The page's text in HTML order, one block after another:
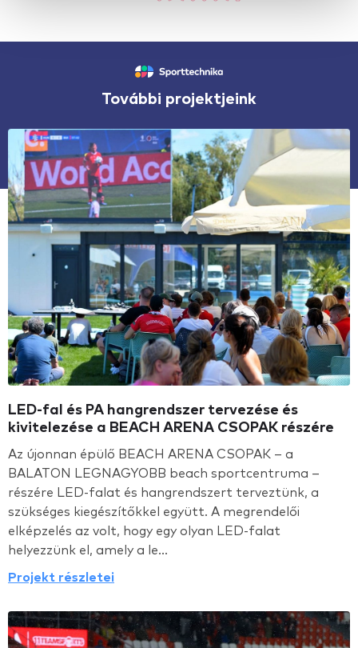
További projektjeink
LED-fal és PA hangrendszer tervezése és
kivitelezése a BEACH ARENA CSOPAK részére
Az újonnan épülő BEACH ARENA CSOPAK – a
BALATON LEGNAGYOBB beach sportcentruma –
részére LED-falat és hangrendszert terveztünk, a
szükséges kiegészítőkkel együtt. A megrendelői
elképzelés az volt, hogy egy olyan LED-falat
helyezzünk el, amely a le...
Projekt részletei